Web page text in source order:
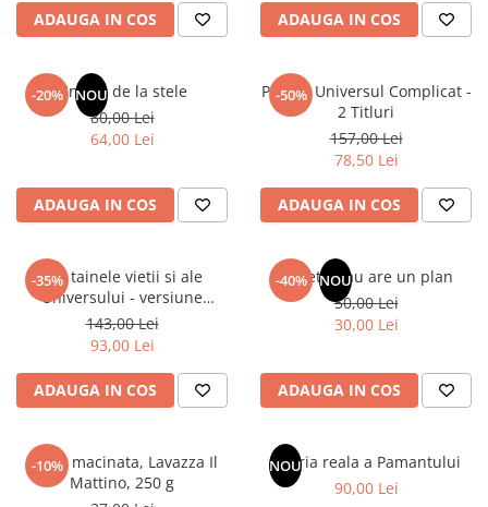
ADAUGA IN COS ADAUGA IN COS
-20% NOU
Un dar de la stele
80,00 Lei
64,00 Lei
ADAUGA IN COS
-50%
Pachet Universul Complicat -
2 Titluri
157,00 Lei
78,50 Lei
ADAUGA IN COS
-35%
Din tainele vietii si ale
Universului - versiune
originala din 1939. Volumele I-
III.
143,00 Lei
93,00 Lei
ADAUGA IN COS
-40% NOU
Sufletul tau are un plan
50,00 Lei
30,00 Lei
ADAUGA IN COS
-10%
Cafea macinata, Lavazza Il
Mattino, 250 g
NOU
Istoria reala a Pamantului
90,00 Lei